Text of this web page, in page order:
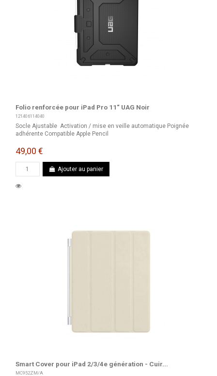
Folio renforcée pour iPad Pro 11“ UAG Noir
121406114040
Socle Ajustable Activation / mise en veille automatique Poignée
adhérente Compatible Apple Pencil
49,00 €
Ajouter au panier
Smart Cover pour iPad 2/3/4e génération - Cuir...
MC952ZM/A